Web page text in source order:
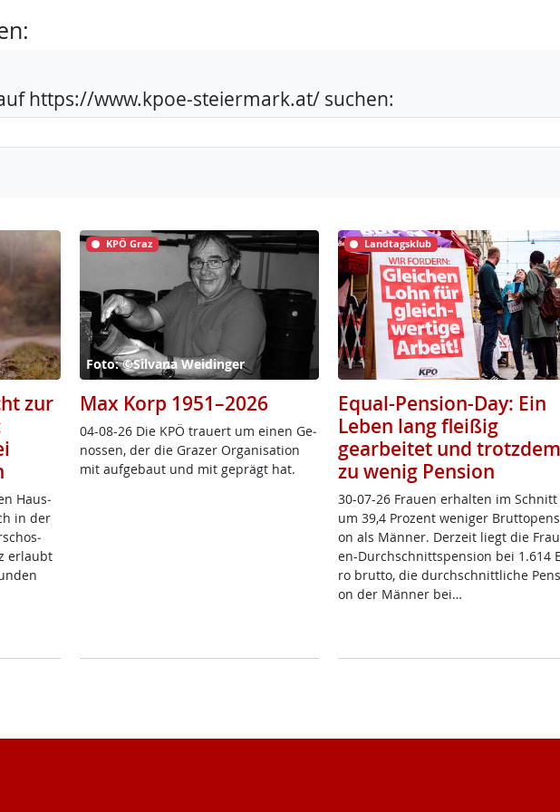
https://www.kpoe-steiermark.at/ suchen:
zur
Haus­
in der
er­laubt
KPÖ Graz
Foto: ©Silvana Weidinger
Max Korp 1951–2026
04-08-26 Die KPÖ trau­ert um ei­nen Ge­
nos­sen, der die Gra­zer Or­ga­ni­sa­ti­on
mit auf­ge­baut und mit ge­prägt hat.
Landtagsklub
Equal-Pension-Day: Ein
Leben lang fleißig
gearbeitet und trotzdem
zu wenig Pension
30-07-26 Frau­en er­hal­ten im Schnitt
um 39,4 Pro­zent we­ni­ger
on als Män­ner. Der­zeit liegt die
en-Durch­schnitt­s­pen­si­on bei 1.614
ro brut­to, die durch­schnitt­li­che
on der Män­ner bei…